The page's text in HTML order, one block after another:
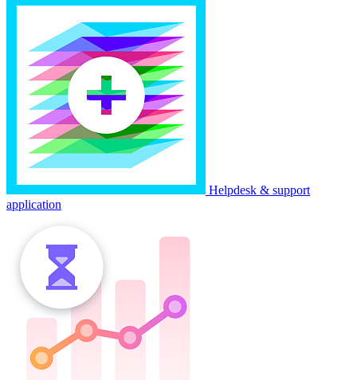
Helpdesk & support
application